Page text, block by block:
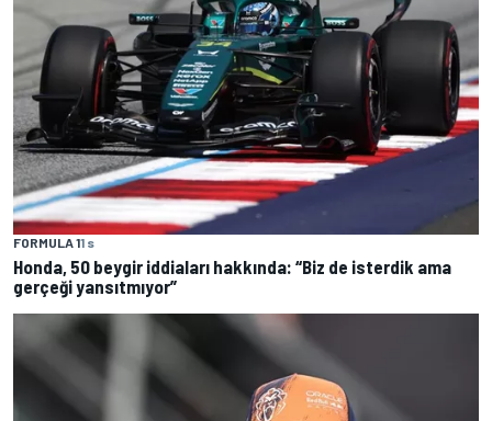
FORMULA 11 s
Honda, 50 beygir iddiaları hakkında: “Biz de isterdik ama
gerçeği yansıtmıyor”